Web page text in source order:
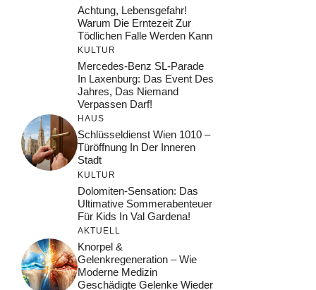
Achtung, Lebensgefahr!
Warum Die Erntezeit Zur
Tödlichen Falle Werden Kann
KULTUR
Mercedes-Benz SL-Parade
In Laxenburg: Das Event Des
Jahres, Das Niemand
Verpassen Darf!
HAUS
Schlüsseldienst Wien 1010 –
Türöffnung In Der Inneren
Stadt
KULTUR
Dolomiten-Sensation: Das
Ultimative Sommerabenteuer
Für Kids In Val Gardena!
AKTUELL
Knorpel &
Gelenkregeneration – Wie
Moderne Medizin
Geschädigte Gelenke Wieder